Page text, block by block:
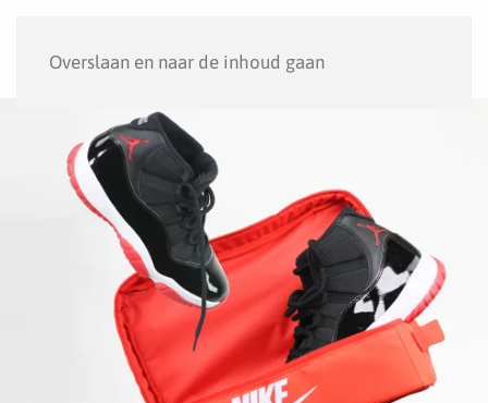
Overslaan en naar de inhoud gaan